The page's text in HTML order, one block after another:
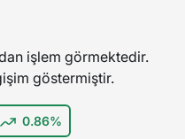
işlem görmektedir.
göstermiştir.
0.86%